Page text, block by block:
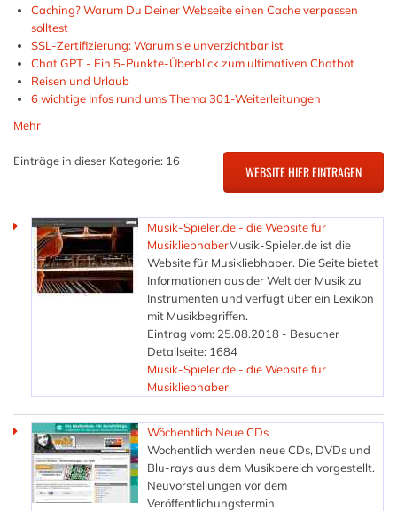
Caching? Warum Du Deiner Webseite einen Cache verpassen
solltest
SSL-Zertifizierung: Warum sie unverzichtbar ist
Chat GPT - Ein 5-Punkte-Überblick zum ultimativen Chatbot
Reisen und Urlaub
6 wichtige Infos rund ums Thema 301-Weiterleitungen
Mehr
Einträge in dieser Kategorie: 16
Musik-Spieler.de - die Website für
MusikliebhaberMusik-Spieler.de ist die
Website für Musikliebhaber. Die Seite bietet
Informationen aus der Welt der Musik zu
Instrumenten und verfügt über ein Lexikon
mit Musikbegriffen.
Eintrag vom: 25.08.2018 - Besucher
Detailseite: 1684
Musik-Spieler.de - die Website für
Musikliebhaber
Wöchentlich Neue CDs
Wochentlich werden neue CDs, DVDs und
Blu-rays aus dem Musikbereich vorgestellt.
Neuvorstellungen vor dem
Veröffentlichungstermin.